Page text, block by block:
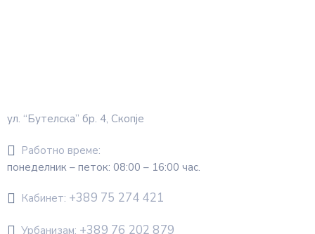
ул. “Бутелска” бр. 4, Скопје
Работно време:
понеделник – петок: 08:00 – 16:00 час.
Кабинет: +389 75 274 421
Урбанизам: +389 76 202 879